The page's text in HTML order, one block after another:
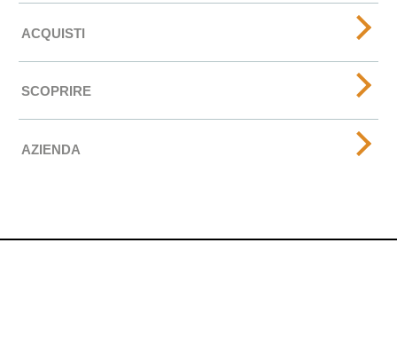
ACQUISTI
SCOPRIRE
AZIENDA